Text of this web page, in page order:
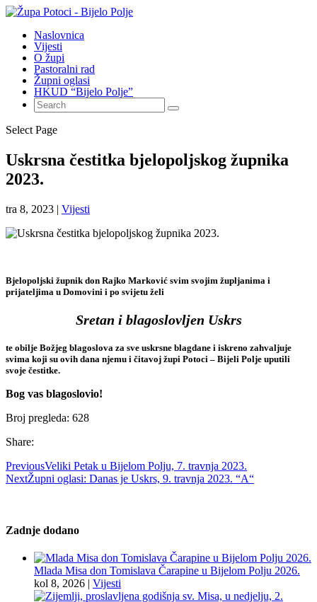
Naslovnica
Vijesti
O župi
Pastoralni rad
Župni oglasi
HKUD “Bijelo Polje”
Select Page
Uskrsna čestitka bjelopoljskog župnika
2023.
tra 8, 2023 | Vijesti
Bjelopoljski župnik don Rajko Marković svim svojim župljanima i
prijateljima u Domovini i po svijetu želi
Sretan i blagoslovljen Uskrs
te obilje Božjeg blagoslova za sve uskrsne blagdane i iskreno zahvaljuje
svima koji su ovih dana njemu i čitavoj župi Potoci – Bijeli Polje uputili
svoje čestitke.
Bog vas blagoslovio!
Broj pregleda: 628
Share:
PreviousVeliki Petak u Bijelom Polju, 7. travnja 2023.
NextŽupni oglasi: Danas je Uskrs, 9. travnja 2023. “A“
Zadnje dodano
Mlada Misa don Tomislava Čarapine u Bijelom Polju 2026.
kol 8, 2026 | Vijesti